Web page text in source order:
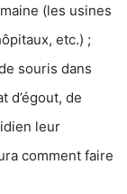
(les usines
etc.) ;
souris dans
d’égout, de
leur
comment faire